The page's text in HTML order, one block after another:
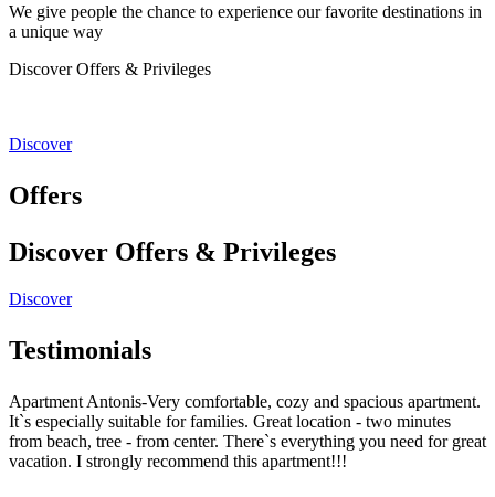
We give people the chance to experience our favorite destinations in
a unique way
Discover Offers & Privileges
Discover
Offers
Discover Offers & Privileges
Discover
Testimonials
Apartment Antonis-Very comfortable, cozy and spacious apartment.
It`s especially suitable for families. Great location - two minutes
from beach, tree - from center. There`s everything you need for great
vacation. I strongly recommend this apartment!!!